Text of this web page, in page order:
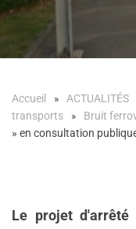
Accueil ACTUALITÉS
transports
Bruit
» en consultation
Le projet